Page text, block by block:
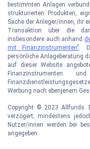
bestimmten Anlagen
strukturierten Produkten,
Sache der Anleger/innen, ihr
Transaktion über die
insbesondere auch anhand
mit Finanzinstrumenten".
persönliche Anlageberatung
auf dieser Website
Finanzinstrumenten
Werbung nach ebenjenem
Copyright © 2023 Allfunds.
verzögert, mindestens
Nutzer/innen werden bei
angegeben.